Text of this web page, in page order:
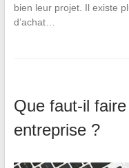
bien leur projet. Il existe
d’achat…
Que faut-il
entreprise ?